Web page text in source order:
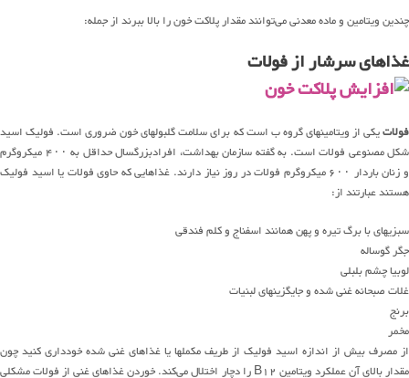
چندین ویتامین و ماده معدنی می‌توانند مقدار پلاکت خون را بالا ببرند از جمله:
غذاهای سرشار از فولات
فولاتیکی از ویتامینهای گروه ب است که برای سلامت گلبولهای خون ضروری است. فولیک اسید
شکل مصنوعی فولات است. به گفته سازمان بهداشت، افرادبزرگسال حداقل به ۴۰۰ میکروگرم
و زنان باردار ۶۰۰ میکروگرم فولات در روز نیاز دارند. غذاهایی که حاوی فولات یا اسید فولیک
هستند عبارتند از:
سبزیهای با برگ تیره و پهن همانند اسفناج و کلم فندقی
جگر گوساله
لوبیا چشم بلبلی
غلات صبحانه غنی شده و جایگزینهای لبنیات
برنج
مخمر
از مصرف بیش از اندازه اسید فولیک از طریف مکملها یا غذاهای غنی شده خودداری کنید چون
مقدار بالای آن عملکرد ویتامین B12 را دچار اختلال می‌کند. خوردن غذاهای غنی از فولات مشکلی